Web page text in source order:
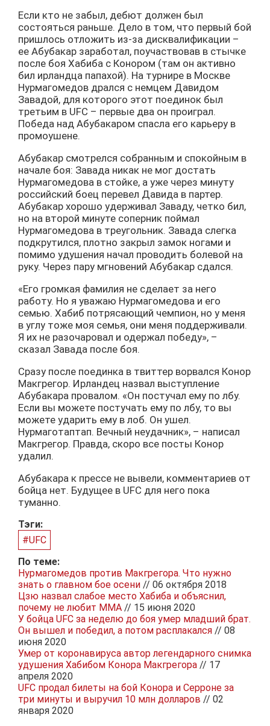
Если кто не забыл, дебют должен был
состояться раньше. Дело в том, что первый бой
пришлось отложить из-за дисквалификации –
ее Абубакар заработал, поучаствовав в стычке
после боя Хабиба с Конором (там он активно
бил ирландца папахой). На турнире в Москве
Нурмагомедов дрался с немцем Давидом
Завадой, для которого этот поединок был
третьим в UFC – первые два он проиграл.
Победа над Абубакаром спасла его карьеру в
промоушене.
Абубакар смотрелся собранным и спокойным в
начале боя: Завада никак не мог достать
Нурмагомедова в стойке, а уже через минуту
российский боец перевел Давида в партер.
Абубакар хорошо удерживал Заваду, четко бил,
но на второй минуте соперник поймал
Нурмагомедова в треугольник. Завада слегка
подкрутился, плотно закрыл замок ногами и
помимо удушения начал проводить болевой на
руку. Через пару мгновений Абубакар сдался.
«Его громкая фамилия не сделает за него
работу. Но я уважаю Нурмагомедова и его
семью. Хабиб потрясающий чемпион, но у меня
в углу тоже моя семья, они меня поддерживали.
Я их не разочаровал и одержал победу», –
сказал Завада после боя.
Сразу после поединка в твиттер ворвался Конор
Макгрегор. Ирландец назвал выступление
Абубакара провалом. «Он постучал ему по лбу.
Если вы можете постучать ему по лбу, то вы
можете ударить ему в лоб. Он ушел.
Нурмаготаптап. Вечный неудачник», – написал
Макгрегор. Правда, скоро все посты Конор
удалил.
Абубакара к прессе не вывели, комментариев от
бойца нет. Будущее в UFC для него пока
туманно.
Тэги:
#UFC
По теме:
Нурмагомедов против Макгрегора. Что нужно
знать о главном бое осени // 06 октября 2018
Цзю назвал слабое место Хабиба и объяснил,
почему не любит MMA // 15 июня 2020
У бойца UFC за неделю до боя умер младший брат.
Он вышел и победил, а потом расплакался // 08
июня 2020
Умер от коронавируса автор легендарного снимка
удушения Хабибом Конора Макгрегора // 17
апреля 2020
UFC продал билеты на бой Конора и Серроне за
три минуты и выручил 10 млн долларов // 02
января 2020